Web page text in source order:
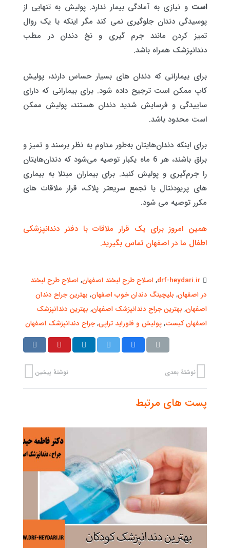
است و نیازی به آمادگی بیمار ندارد. پولیش به تنهایی از
پوسیدگی دندان جلوگیری نمی کند مگر اینکه با یک روال
تمیز کردن مانند جرم گیری و نخ دندان در مطب
دندانپزشک همراه باشد.
برای بیمارانی که دندان های بسیار حساس دارند، پولیش
کاپ ممکن است ترجیح داده شود. برای بیمارانی که دارای
ساییدگی و فرسایش شدید دندان هستند، پولیش ممکن
است محدود باشد.
برای اینکه دندان‌هایتان به‌طور مداوم به نظر برسند و تمیز و
براق باشند، هر 6 ماه یکبار توصیه می‌شود که دندان‌هایتان
را جرم‌گیری و پولیش کنید. برای بیماران مبتلا به بیماری
های پریودنتال یا تجمع سریعتر پلاک، قرار ملاقات های
مکرر توصیه می شود.
همین امروز برای یک قرار ملاقات با دفتر دندانپزشکی
اطفال ما در اصفهان تماس بگیرید.
drf-heydari.ir
,اصلاح طرح لبخند اصفهان,اصلاح طرح لبخند
در اصفهان, بلیچینگ دندان خوب اصفهان, بهترین جراح دندان
اصفهان, بهترین جراح دندانپزشک اصفهان, بهترین دندانپزشک
اصفهان کیست,پولیش و فلوراید تراپی,جراح دندانپزشک اصفهان
نوشتهٔ پیشین نوشتهٔ بعدی
پست های مرتبط